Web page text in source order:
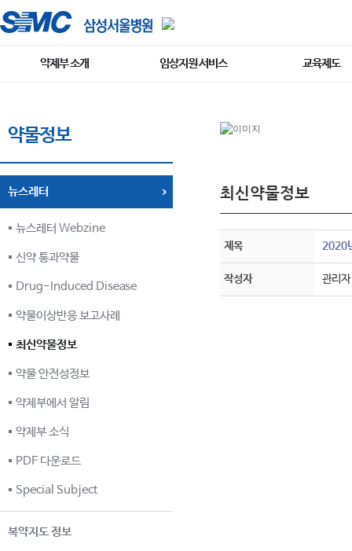
약제부 소개 임상지원 서비스 교육제도
약물정보
뉴스레터
뉴스레터 Webzine
신약 통과약물
Drug-Induced Disease
약물이상반응 보고사례
최신약물정보
약물 안전성정보
약제부에서 알림
약제부 소식
PDF 다운로드
Special Subject
복약지도 정보
최신약물정보
제목 2020
작성자 관리자